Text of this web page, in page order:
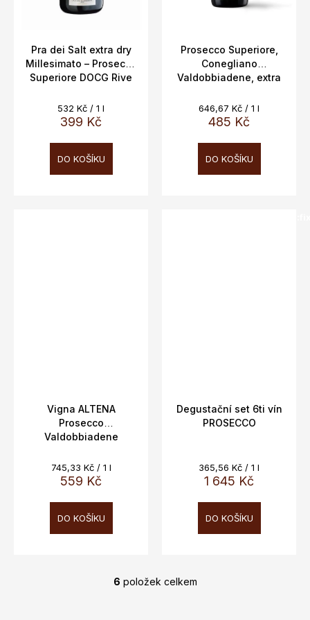
Pra dei Salt extra dry
Millesimato – Prosecco
Superiore DOCG Rive
Bernardi Pietro Figl
399 Kč
Měrná
cena:
532 Kč / 1 l
DO KOŠÍKU
Prosecco Superiore,
Conegliano
Valdobbiadene, extra
Ogliano, Borgo Antico,
11,5%, 0,75L
485 Kč
Měrná
cena:
646,67 Kč / 1 l
DO KOŠÍKU
Vigna ALTENA
Prosecco
Valdobbiadene
DOCG,Bortolotti 0,75L
11,8%, číslovaná edice
559 Kč
Měrná
cena:
745,33 Kč / 1 l
DO KOŠÍKU
Degustační set 6ti vín
PROSECCO
1 645 Kč
Měrná
cena:
365,56 Kč / 1 l
DO KOŠÍKU
O
6 položek celkem